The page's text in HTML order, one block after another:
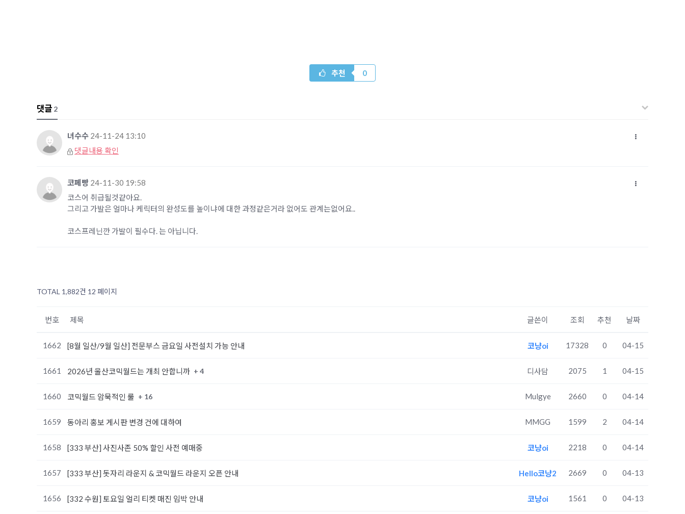
추천 0
댓글 2
녀수수 24-11-24 13:10
댓글내용 확인
코페빵 24-11-30 19:58
코스어 취급될것같아요.
그리고 가발은 얼마나 케릭터의 완성도를 높이냐에 대한 과정같은거라 없어도 관계는없어요..
코스프레닌깐 가발이 필수다. 는 아닙니다.
TOTAL 1,882건 12 페이지
번호 제목 글쓴이 조회 추천 날짜
1662 [8월 일산/9월 일산] 전문부스 금요일 사전설치 가능 안내 코냥oi 17328 0 04-15
1661 2026년 울산코믹월드는 개최 안합니까 + 4 디사담 2075 1 04-15
1660 코믹월드 암묵적인 룰 + 16 Mulgye 2660 0 04-14
1659 동아리 홍보 게시판 변경 건에 대하여 MMGG 1599 2 04-14
1658 [333 부산] 사진사존 50% 할인 사전 예매중 코냥oi 2218 0 04-14
1657 [333 부산] 돗자리 라운지 & 코믹월드 라운지 오픈 안내 Hello코냥2 2669 0 04-13
1656 [332 수원] 토요일 얼리 티켓 매진 임박 안내 코냥oi 1561 0 04-13